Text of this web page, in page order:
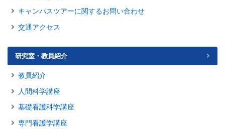
キャンパスツアーに関するお問い合わせ
交通アクセス
研究室・教員紹介
教員紹介
人間科学講座
基礎看護科学講座
専門看護学講座